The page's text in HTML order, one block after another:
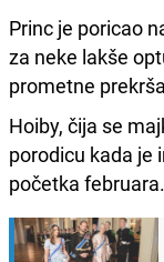
Princ je poricao
za neke lakše
prometne
Hoiby, čija se
porodicu kada je
početka februara.